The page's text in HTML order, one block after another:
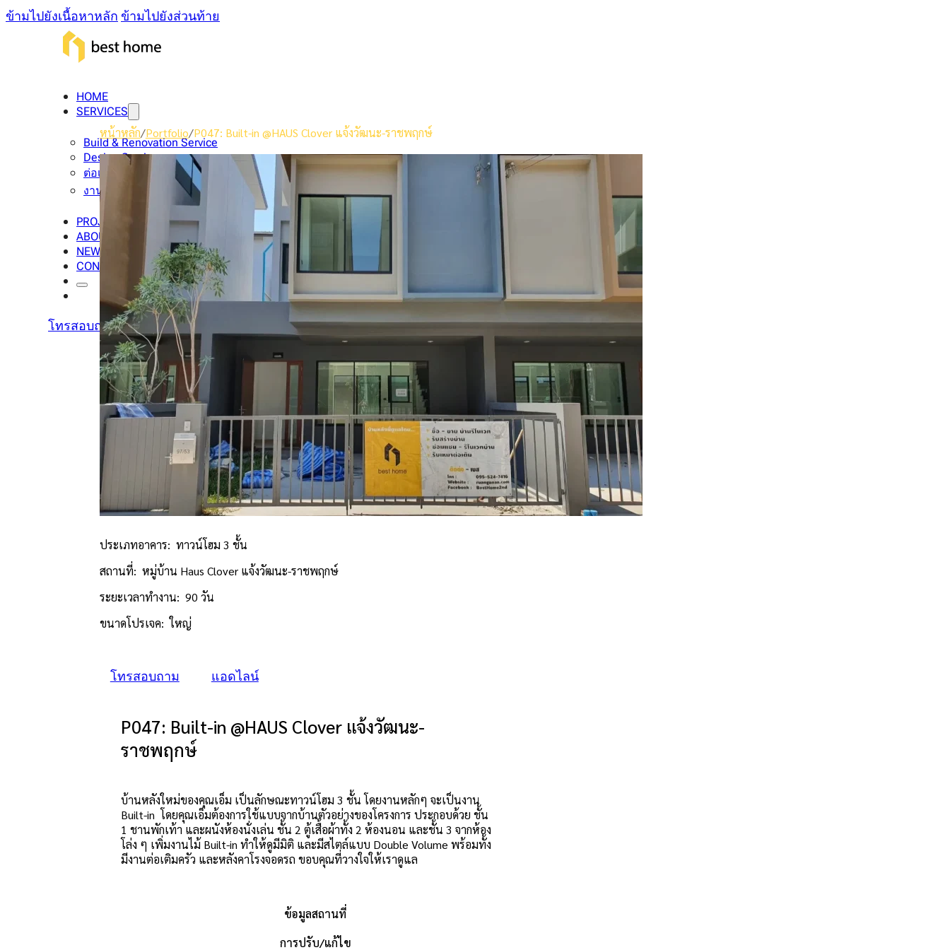
ข้ามไปยังเนื้อหาหลัก ข้ามไปยังส่วนท้าย
HOME
SERVICES
Build & Renovation Service
Design Service
ต่อเติมบ้าน
งาน Built-in
PROJECTS
ABOUT US
NEW & BLOG
CONTACT US
โทรสอบถาม แอดไลน์
หน้าหลัก/Portfolio/P047: Built-in @HAUS Clover แจ้งวัฒนะ-ราชพฤกษ์
ประเภทอาคาร: ทาวน์โฮม 3 ชั้น
สถานที่: หมู่บ้าน Haus Clover แจ้งวัฒนะ-ราชพฤกษ์
ระยะเวลาทำงาน: 90 วัน
ขนาดโปรเจค: ใหญ่
โทรสอบถาม แอดไลน์
P047: Built-in @HAUS Clover แจ้งวัฒนะ-
ราชพฤกษ์
บ้านหลังใหม่ของคุณเอ็ม เป็นลักษณะทาวน์โฮม 3 ชั้น โดยงานหลักๆ จะเป็นงาน
Built-in โดยคุณเอ็มต้องการใช้แบบจากบ้านตัวอย่างของโครงการ ประกอบด้วย ชั้น
1 ชานพักเท้า และผนังห้องนั่งเล่น ชั้น 2 ตู้เสื้อผ้าทั้ง 2 ห้องนอน และชั้น 3 จากห้อง
โล่ง ๆ เพิ่มงานไม้ Built-in ทำให้ดูมีมิติ และมีสไตล์แบบ Double Volume พร้อมทั้ง
มีงานต่อเติมครัว และหลังคาโรงจอดรถ ขอบคุณที่วางใจให้เราดูแล
ข้อมูลสถานที่
การปรับ/แก้ไข